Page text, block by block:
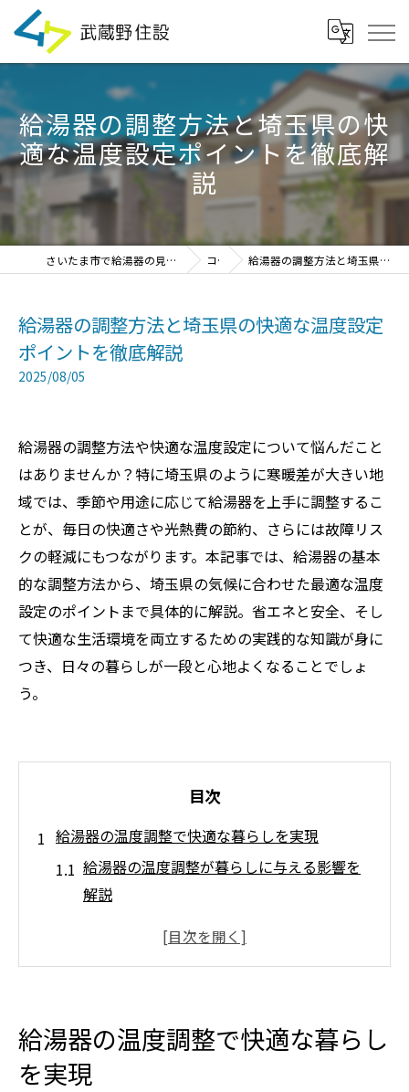
給湯器の調整方法と埼玉県の快
適な温度設定ポイントを徹底解
説
さいたま市で給湯器の見積・設置・交換なら「武蔵野住設」 コラム 給湯器の調整方法と埼玉県の快適な温度設定ポイントを徹底解説
給湯器の調整方法と埼玉県の快適な温度設定
ポイントを徹底解説
2025/08/05
給湯器の調整方法や快適な温度設定について悩んだこと
はありませんか？特に埼玉県のように寒暖差が大きい地
域では、季節や用途に応じて給湯器を上手に調整するこ
とが、毎日の快適さや光熱費の節約、さらには故障リス
クの軽減にもつながります。本記事では、給湯器の基本
的な調整方法から、埼玉県の気候に合わせた最適な温度
設定のポイントまで具体的に解説。省エネと安全、そし
て快適な生活環境を両立するための実践的な知識が身に
つき、日々の暮らしが一段と心地よくなることでしょ
う。
目次
給湯器の温度調整で快適な暮らしを実現
給湯器の温度調整が暮らしに与える影響を
解説
快適な生活のための給湯器調整方法とは
ツ
失敗しない給湯器温度設定の基本を押さえ
給湯器の温度調整で快適な暮らし
を実現